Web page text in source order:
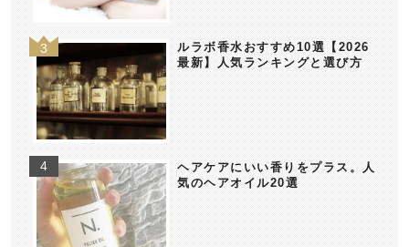
ルラボ香水おすすめ10選【2026
最新】人気ランキングと選び方
ヘアケアにいい香りをプラス。人
気のヘアオイル20選